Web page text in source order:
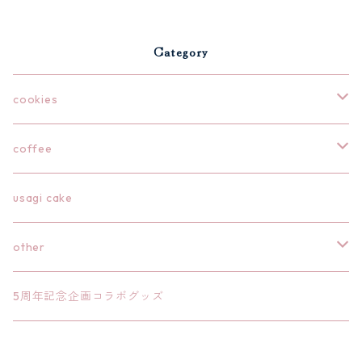
Category
cookies
うさぎのコフィー
クッキー缶
アドベントカレンダー
クッキーギフト
クッキー缶
ボックス
クッキー袋
coffee
drip pack
usagi cake
other
bag
5周年記念企画コラボグッズ